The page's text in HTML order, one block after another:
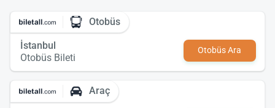
Otobüs
İstanbul
Otobüs Bileti
Otobüs Ara
Araç